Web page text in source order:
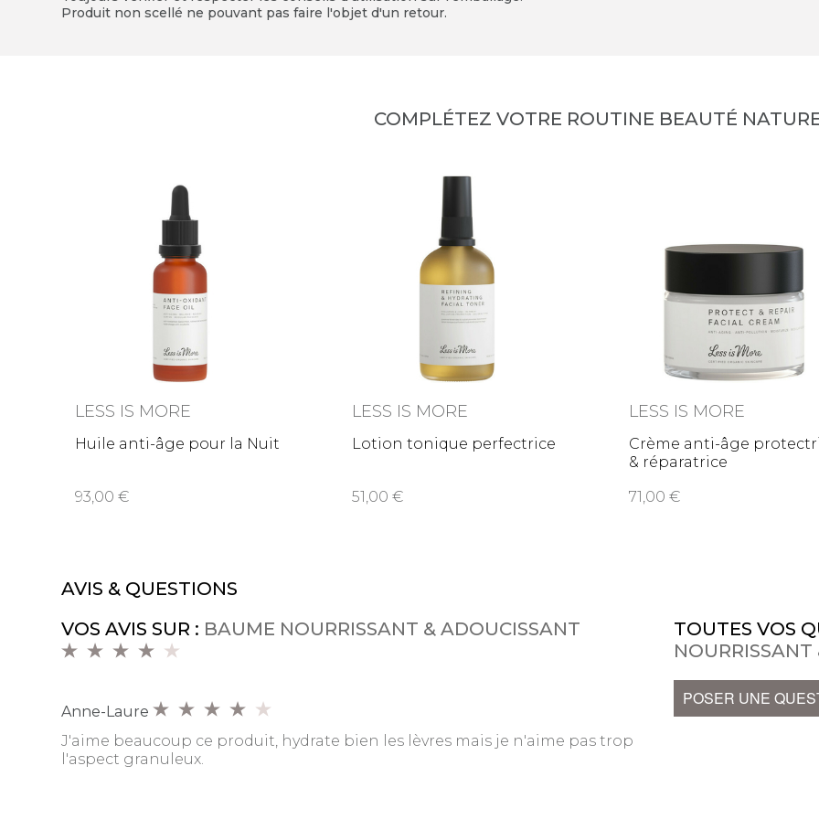
Produit non scellé ne pouvant pas faire l'objet d'un retour.
COMPLÉTEZ VOTRE ROUTINE BEAUTÉ
LESS IS MORE
Huile anti-âge pour la Nuit
93,00
LESS IS MORE
Lotion tonique perfectrice
51,00
LESS IS MORE
Crème anti-âge
& réparatrice
71,00
AVIS & QUESTIONS
VOS AVIS SUR : BAUME NOURRISSANT & ADOUCISSANT
Anne-Laure
J'aime beaucoup ce produit, hydrate bien les lèvres mais je n'aime pas trop
l'aspect granuleux.
TOUTES VOS
POSER UNE